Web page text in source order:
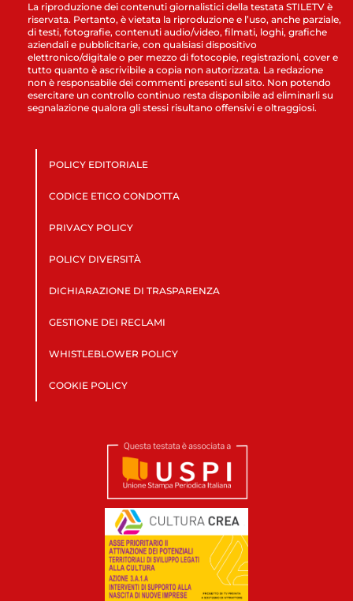
La riproduzione dei contenuti giornalistici della testata STILETV è
riservata. Pertanto, è vietata la riproduzione e l’uso, anche parziale,
di testi, fotografie, contenuti audio/video, filmati, loghi, grafiche
aziendali e pubblicitarie, con qualsiasi dispositivo
elettronico/digitale o per mezzo di fotocopie, registrazioni, cover e
tutto quanto è ascrivibile a copia non autorizzata. La redazione
non è responsabile dei commenti presenti sul sito. Non potendo
esercitare un controllo continuo resta disponibile ad eliminarli su
segnalazione qualora gli stessi risultano offensivi e oltraggiosi.
POLICY EDITORIALE
CODICE ETICO CONDOTTA
PRIVACY POLICY
POLICY DIVERSITÀ
DICHIARAZIONE DI TRASPARENZA
GESTIONE DEI RECLAMI
WHISTLEBLOWER POLICY
COOKIE POLICY